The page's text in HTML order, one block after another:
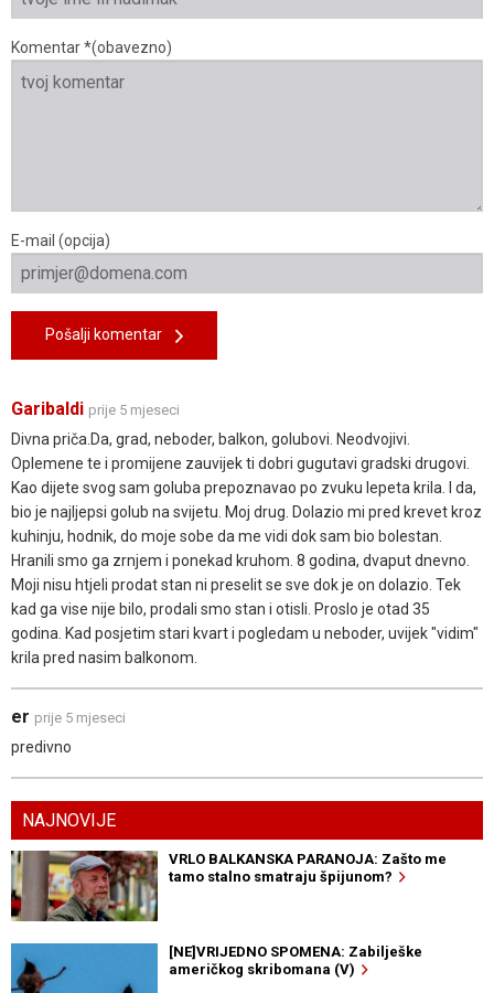
Komentar *(obavezno)
E-mail (opcija)
Pošalji komentar
Garibaldi prije 5 mjeseci
Divna priča.Da, grad, neboder, balkon, golubovi. Neodvojivi.
Oplemene te i promijene zauvijek ti dobri gugutavi gradski drugovi.
Kao dijete svog sam goluba prepoznavao po zvuku lepeta krila. I da,
bio je najljepsi golub na svijetu. Moj drug. Dolazio mi pred krevet kroz
kuhinju, hodnik, do moje sobe da me vidi dok sam bio bolestan.
Hranili smo ga zrnjem i ponekad kruhom. 8 godina, dvaput dnevno.
Moji nisu htjeli prodat stan ni preselit se sve dok je on dolazio. Tek
kad ga vise nije bilo, prodali smo stan i otisli. Proslo je otad 35
godina. Kad posjetim stari kvart i pogledam u neboder, uvijek "vidim"
krila pred nasim balkonom.
er prije 5 mjeseci
predivno
NAJNOVIJE
VRLO BALKANSKA PARANOJA: Zašto me
tamo stalno smatraju špijunom?
[NE]VRIJEDNO SPOMENA: Zabilješke
američkog skribomana (V)